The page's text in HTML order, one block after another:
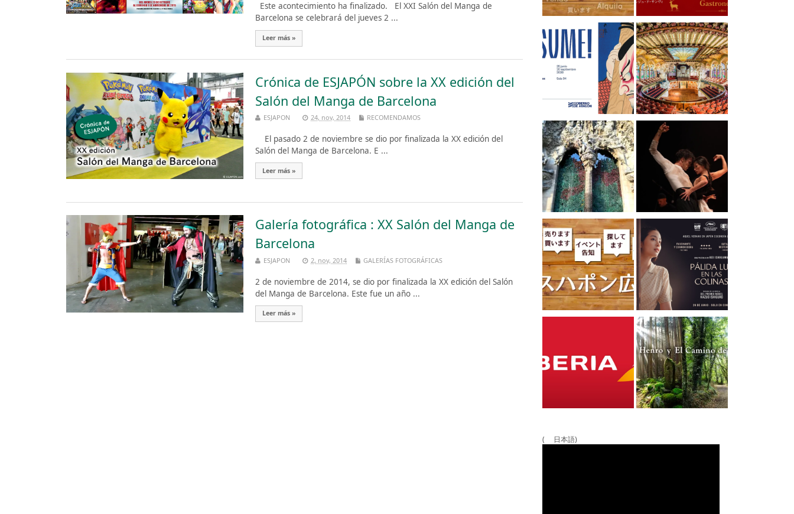
Este acontecimiento ha finalizado. El XXI Salón del Manga de
Barcelona se celebrará del jueves 2 ...
Leer más »
Crónica de ESJAPÓN sobre la XX edición del
Salón del Manga de Barcelona
ESJAPON 24, nov, 2014 RECOMENDAMOS
El pasado 2 de noviembre se dio por finalizada la XX edición del
Salón del Manga de Barcelona. E ...
Leer más »
Galería fotográfica : XX Salón del Manga de
Barcelona
ESJAPON 2, nov, 2014 GALERÍAS FOTOGRÁFICAS
2 de noviembre de 2014, se dio por finalizada la XX edición del Salón
del Manga de Barcelona. Este fue un año ...
Leer más »
( 日本語)